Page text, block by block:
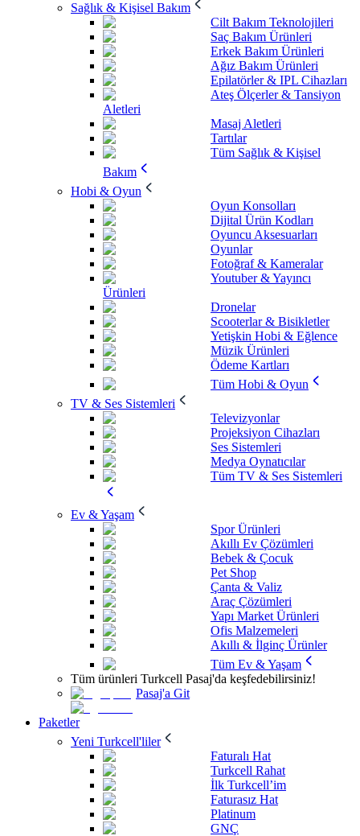
Sağlık & Kişisel Bakım
Cilt Bakım Teknolojileri
Saç Bakım Ürünleri
Erkek Bakım Ürünleri
Ağız Bakım Ürünleri
Epilatörler & IPL Cihazları
Ateş Ölçerler & Tansiyon
Aletleri
Masaj Aletleri
Tartılar
Tüm Sağlık & Kişisel
Bakım
Hobi & Oyun
Oyun Konsolları
Dijital Ürün Kodları
Oyuncu Aksesuarları
Oyunlar
Fotoğraf & Kameralar
Youtuber & Yayıncı
Ürünleri
Dronelar
Scooterlar & Bisikletler
Yetişkin Hobi & Eğlence
Müzik Ürünleri
Ödeme Kartları
Tüm Hobi & Oyun
TV & Ses Sistemleri
Televizyonlar
Projeksiyon Cihazları
Ses Sistemleri
Medya Oynatıcılar
Tüm TV & Ses Sistemleri
Ev & Yaşam
Spor Ürünleri
Akıllı Ev Çözümleri
Bebek & Çocuk
Pet Shop
Çanta & Valiz
Araç Çözümleri
Yapı Market Ürünleri
Ofis Malzemeleri
Akıllı & İlginç Ürünler
Tüm Ev & Yaşam
Tüm ürünleri Turkcell Pasaj'da keşfedebilirsiniz!
Pasaj'a Git
Paketler
Yeni Turkcell'liler
Faturalı Hat
Turkcell Rahat
İlk Turkcell’im
Faturasız Hat
Platinum
GNÇ